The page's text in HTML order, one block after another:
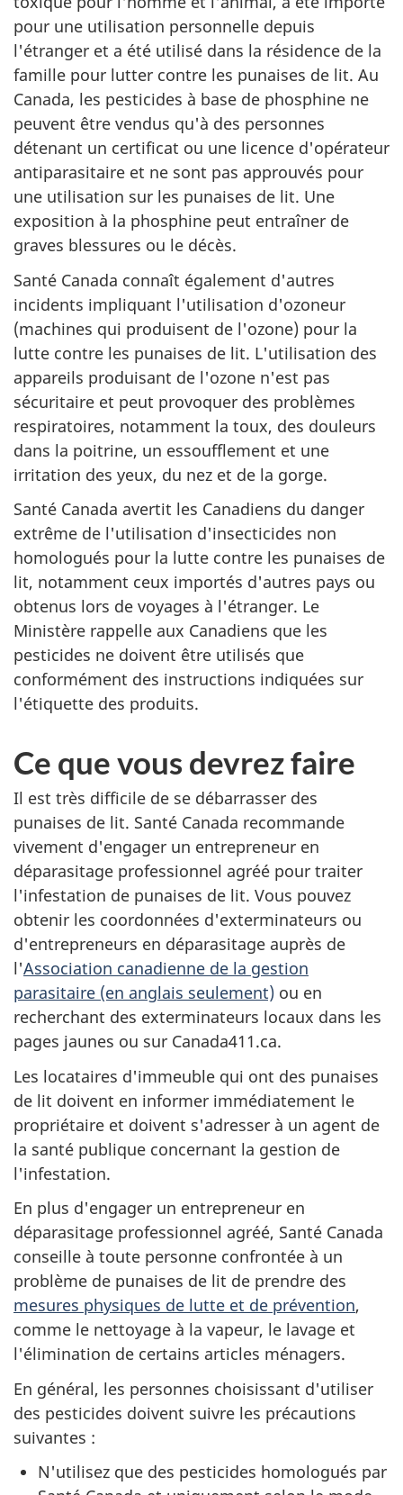
pour une utilisation personnelle depuis
l'étranger et a été utilisé dans la résidence de la
famille pour lutter contre les punaises de lit. Au
Canada, les pesticides à base de phosphine ne
peuvent être vendus qu'à des personnes
détenant un certificat ou une licence d'opérateur
antiparasitaire et ne sont pas approuvés pour
une utilisation sur les punaises de lit. Une
exposition à la phosphine peut entraîner de
graves blessures ou le décès.
Santé Canada connaît également d'autres
incidents impliquant l'utilisation d'ozoneur
(machines qui produisent de l'ozone) pour la
lutte contre les punaises de lit. L'utilisation des
appareils produisant de l'ozone n'est pas
sécuritaire et peut provoquer des problèmes
respiratoires, notamment la toux, des douleurs
dans la poitrine, un essoufflement et une
irritation des yeux, du nez et de la gorge.
Santé Canada avertit les Canadiens du danger
extrême de l'utilisation d'insecticides non
homologués pour la lutte contre les punaises de
lit, notamment ceux importés d'autres pays ou
obtenus lors de voyages à l'étranger. Le
Ministère rappelle aux Canadiens que les
pesticides ne doivent être utilisés que
conformément des instructions indiquées sur
l'étiquette des produits.
Ce que vous devrez faire
Il est très difficile de se débarrasser des
punaises de lit. Santé Canada recommande
vivement d'engager un entrepreneur en
déparasitage professionnel agréé pour traiter
l'infestation de punaises de lit. Vous pouvez
obtenir les coordonnées d'exterminateurs ou
d'entrepreneurs en déparasitage auprès de
l'Association canadienne de la gestion
parasitaire (en anglais seulement) ou en
recherchant des exterminateurs locaux dans les
pages jaunes ou sur Canada411.ca.
Les locataires d'immeuble qui ont des punaises
de lit doivent en informer immédiatement le
propriétaire et doivent s'adresser à un agent de
la santé publique concernant la gestion de
l'infestation.
En plus d'engager un entrepreneur en
déparasitage professionnel agréé, Santé Canada
conseille à toute personne confrontée à un
problème de punaises de lit de prendre des
mesures physiques de lutte et de prévention,
comme le nettoyage à la vapeur, le lavage et
l'élimination de certains articles ménagers.
En général, les personnes choisissant d'utiliser
des pesticides doivent suivre les précautions
suivantes :
N'utilisez que des pesticides homologués par